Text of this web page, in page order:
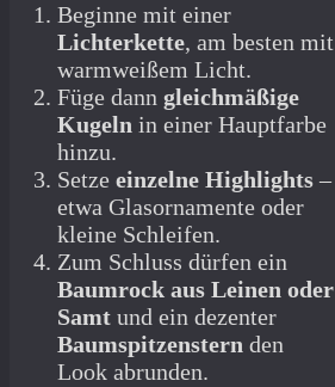
Beginne mit einer
Lichterkette, am besten mit
warmweißem Licht.
Füge dann gleichmäßige
Kugeln in einer Hauptfarbe
hinzu.
Setze einzelne Highlights –
etwa Glasornamente oder
kleine Schleifen.
Zum Schluss dürfen ein
Baumrock aus Leinen oder
Samt und ein dezenter
Baumspitzenstern den
Look abrunden.